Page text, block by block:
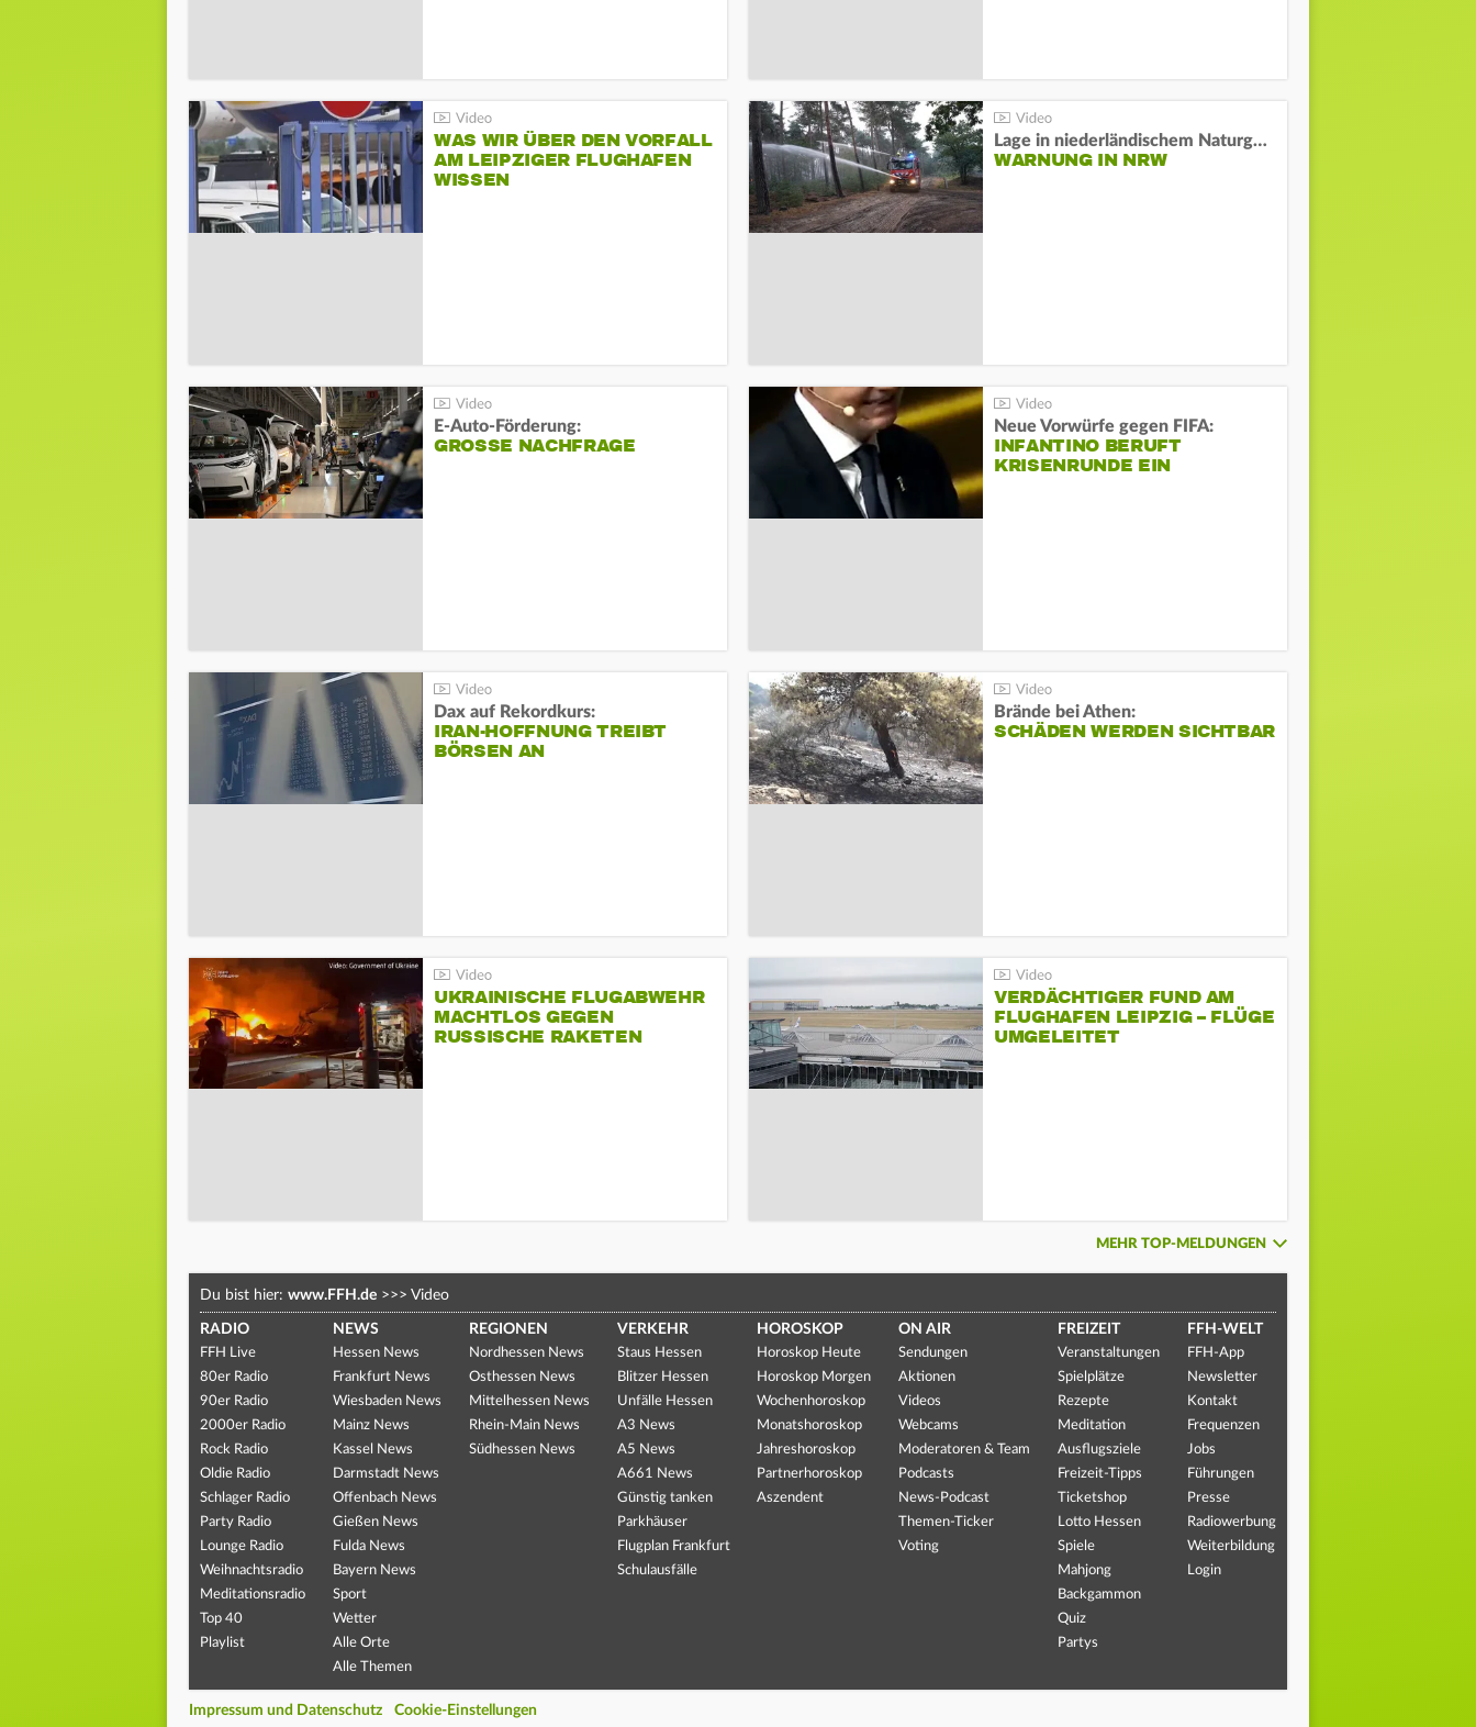
WAS WIR ÜBER DEN VORFALL
AM LEIPZIGER FLUGHAFEN
WISSEN
Lage in niederländischem Naturgebiet stabil
WARNUNG IN NRW
E-Auto-Förderung:
GROSSE NACHFRAGE
Neue Vorwürfe gegen FIFA:
INFANTINO BERUFT
KRISENRUNDE EIN
Dax auf Rekordkurs:
IRAN-HOFFNUNG TREIBT
BÖRSEN AN
Brände bei Athen:
SCHÄDEN WERDEN SICHTBAR
UKRAINISCHE FLUGABWEHR
MACHTLOS GEGEN
RUSSISCHE RAKETEN
VERDÄCHTIGER FUND AM
FLUGHAFEN LEIPZIG – FLÜGE
UMGELEITET
MEHR TOP-MELDUNGEN
Du bist hier: www.FFH.de >>> Video
RADIO
FFH Live
80er Radio
90er Radio
2000er Radio
Rock Radio
Oldie Radio
Schlager Radio
Party Radio
Lounge Radio
Weihnachtsradio
Meditationsradio
Top 40
Playlist
NEWS
Hessen News
Frankfurt News
Wiesbaden News
Mainz News
Kassel News
Darmstadt News
Offenbach News
Gießen News
Fulda News
Bayern News
Sport
Wetter
Alle Orte
Alle Themen
REGIONEN
Nordhessen News
Osthessen News
Mittelhessen News
Rhein-Main News
Südhessen News
VERKEHR
Staus Hessen
Blitzer Hessen
Unfälle Hessen
A3 News
A5 News
A661 News
Günstig tanken
Parkhäuser
Flugplan Frankfurt
Schulausfälle
HOROSKOP
Horoskop Heute
Horoskop Morgen
Wochenhoroskop
Monatshoroskop
Jahreshoroskop
Partnerhoroskop
Aszendent
ON AIR
Sendungen
Aktionen
Videos
Webcams
Moderatoren & Team
Podcasts
News-Podcast
Themen-Ticker
Voting
FREIZEIT
Veranstaltungen
Spielplätze
Rezepte
Meditation
Ausflugsziele
Freizeit-Tipps
Ticketshop
Lotto Hessen
Spiele
Mahjong
Backgammon
Quiz
Partys
FFH-WELT
FFH-App
Newsletter
Kontakt
Frequenzen
Jobs
Führungen
Presse
Radiowerbung
Weiterbildung
Login
Impressum und Datenschutz Cookie-Einstellungen